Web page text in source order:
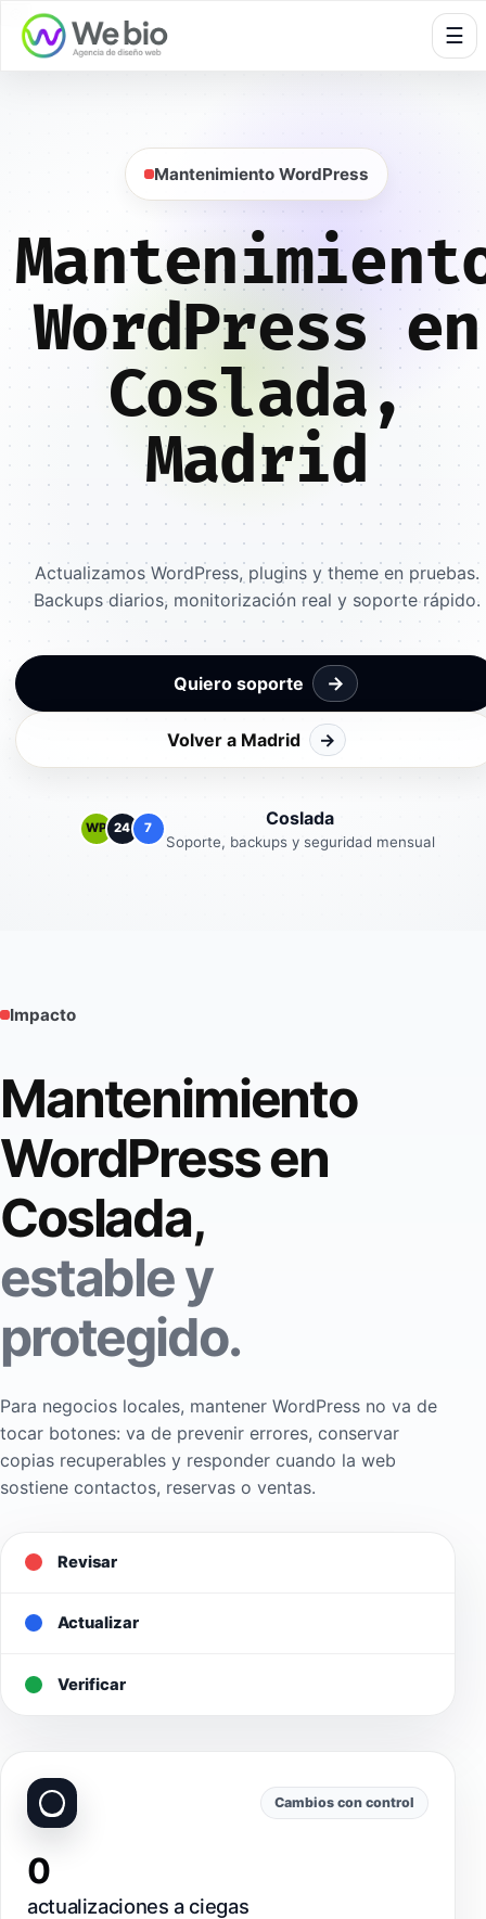
☰
Mantenimiento WordPress
WordPress en
Coslada,
Madrid
Actualizamos WordPress, plugins y theme en pruebas.
Backups diarios, monitorización real y soporte rápido.
Quiero soporte →
Volver a Madrid →
WP 24 7 Coslada
Soporte, backups y seguridad mensual
Impacto
Mantenimiento
WordPress en
Coslada,
estable y
protegido.
Para negocios locales, mantener WordPress no va de
tocar botones: va de prevenir errores, conservar
copias recuperables y responder cuando la web
sostiene contactos, reservas o ventas.
Revisar
Actualizar
Verificar
Cambios con control
0
actualizaciones a ciegas